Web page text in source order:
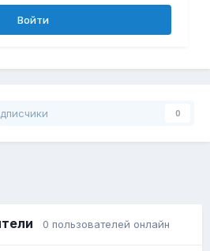
Войти
0
0 пользователей онлайн